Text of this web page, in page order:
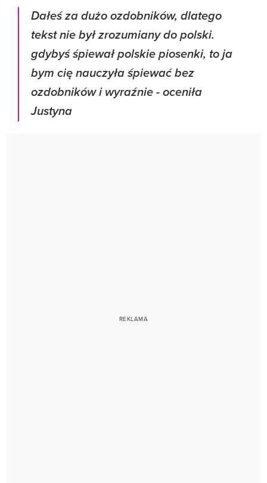
Dałeś za dużo ozdobników, dlatego
tekst nie był zrozumiany do polski.
gdybyś śpiewał polskie piosenki, to ja
bym cię nauczyła śpiewać bez
ozdobników i wyraźnie - oceniła
Justyna